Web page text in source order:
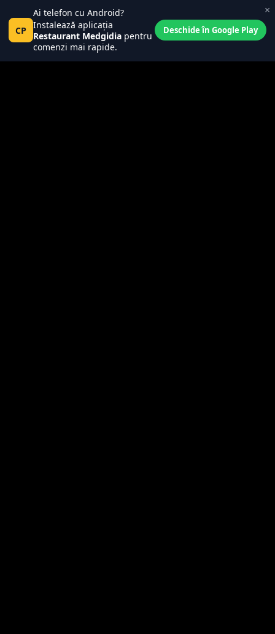
Central Place
Tanța și Costel
0
Pct 0
×
CP
Ai telefon cu Android?
Instalează aplicația
Restaurant Medgidia pentru
comenzi mai rapide.
Deschide în Google Play